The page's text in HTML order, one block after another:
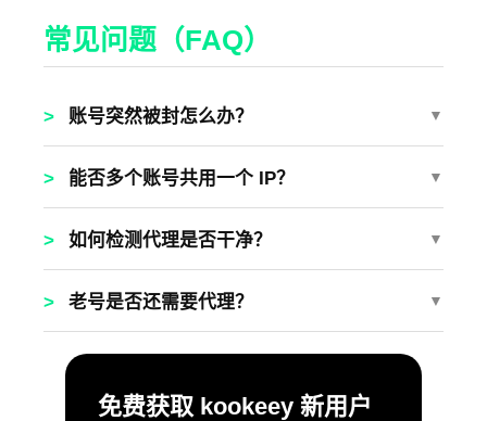
常见问题（FAQ）
> 账号突然被封怎么办？ ▼
> 能否多个账号共用一个 IP？ ▼
> 如何检测代理是否干净？ ▼
> 老号是否还需要代理？ ▼
免费获取 kookeey 新用户